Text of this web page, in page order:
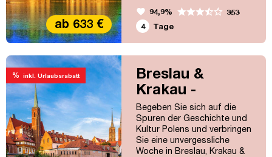
Ostseeluft!
ab 633 €
favorite 94,9%
353
4
Tage
% inkl. Urlaubsrabatt
Breslau &
Krakau -
Flugreise
Begeben Sie sich auf die
Spuren der Geschichte und
Kultur Polens und verbringen
Sie eine unvergessliche
Woche in Breslau, Krakau &